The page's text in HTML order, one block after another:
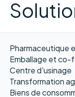
Pharmaceutique
Emballage et co-
Centre d'usinage
Transformation
Biens de